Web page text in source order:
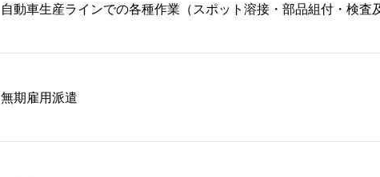
自動車生産ラインでの各種作業（スポット溶接・部品組付・検査
無期雇用派遣